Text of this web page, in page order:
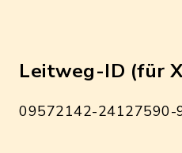
Leitweg-ID (für
09572142-24127590-